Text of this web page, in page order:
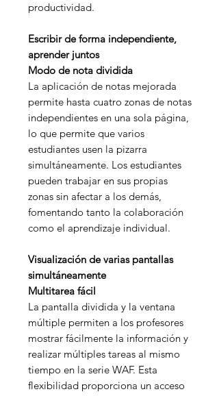
productividad.
Escribir de forma independiente,
aprender juntos
Modo de nota dividida
La aplicación de notas mejorada
permite hasta cuatro zonas de notas
independientes en una sola página,
lo que permite que varios
estudiantes usen la pizarra
simultáneamente. Los estudiantes
pueden trabajar en sus propias
zonas sin afectar a los demás,
fomentando tanto la colaboración
como el aprendizaje individual.
Visualización de varias pantallas
simultáneamente
Multitarea fácil
La pantalla dividida y la ventana
múltiple permiten a los profesores
mostrar fácilmente la información y
realizar múltiples tareas al mismo
tiempo en la serie WAF. Esta
flexibilidad proporciona un acceso